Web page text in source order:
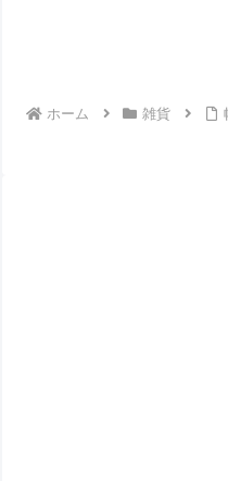
ホーム 雑貨